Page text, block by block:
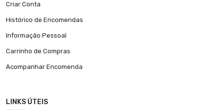
Criar Conta
Histórico de Encomendas
Informação Pessoal
Carrinho de Compras
Acompanhar Encomenda
LINKS ÚTEIS